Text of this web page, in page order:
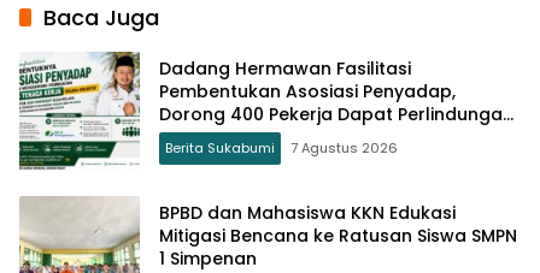
Baca Juga
Dadang Hermawan Fasilitasi
Pembentukan Asosiasi Penyadap,
Dorong 400 Pekerja Dapat Perlindungan
BPJS
Berita Sukabumi 7 Agustus 2026
BPBD dan Mahasiswa KKN Edukasi
Mitigasi Bencana ke Ratusan Siswa SMPN
1 Simpenan